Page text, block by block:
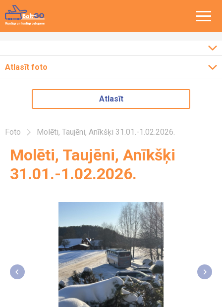
Ceļojumi pa Baltiju
Ceļojumi pa Latviju
Atlasīt foto
2023
2022
2018
Atlasīt
Foto Molēti, Taujēni, Anīkšķi 31.01.-1.02.2026.
Molēti, Taujēni, Anīkšķi
31.01.-1.02.2026.